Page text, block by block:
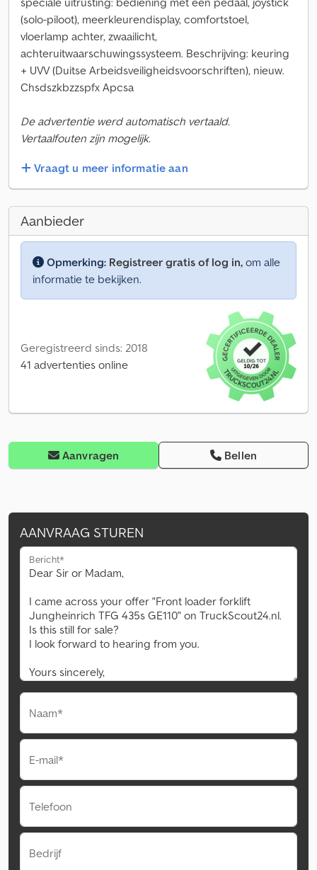
(solo-piloot), meerkleurendisplay, comfortstoel,
vloerlamp achter, zwaailicht,
achteruitwaarschuwingssysteem. Beschrijving: keuring
+ UVV (Duitse Arbeidsveiligheidsvoorschriften), nieuw.
Chsdszkbzzspfx Apcsa
De advertentie werd automatisch vertaald.
Vertaalfouten zijn mogelijk.
Vraagt u meer informatie aan
Aanbieder
Opmerking: Registreer gratis of log in, om alle
informatie te bekijken.
Geregistreerd sinds: 2018
41 advertenties online
Aanvragen Bellen
AANVRAAG STUREN
Bericht*
Naam*
E-mail*
Telefoon
Bedrijf